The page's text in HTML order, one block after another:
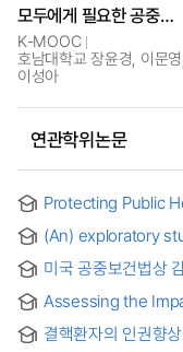
모두에게 필요한 공중보건(Public health connects us all)
K-MOOC
호남대학교 장윤경, 이문영,
이성아
연관학위논문
Protecting Public
Patent Agreement
페루의 공중보건 및
(An) exploratory
: focusing on the
Naver Band
syndrome
미국 공중보건법상
infectious
Assessing the
Santos City,
결핵환자의 인권향